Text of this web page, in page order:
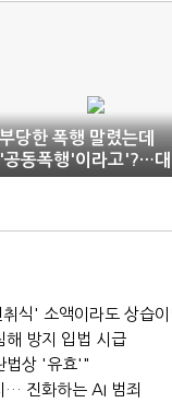
부당한 폭행 말렸는데
'공동폭행'이라고'?…대
응책은?
방지 입법 시급
법상 '유효'"
… 진화하는 AI 범죄